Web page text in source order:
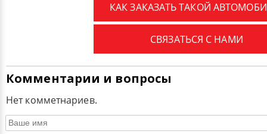
КАК ЗАКАЗАТЬ ТАКОЙ
СВЯЗАТЬСЯ С НАМИ
Комментарии и вопросы
Нет комметнариев.